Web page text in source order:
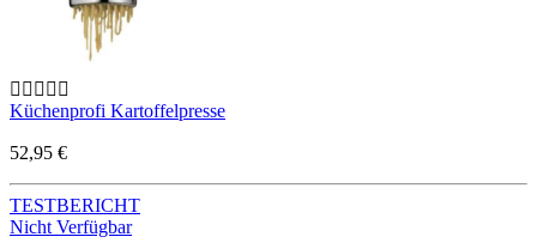
Küchenprofi Kartoffelpresse
52,95 €
TESTBERICHT
Nicht Verfügbar